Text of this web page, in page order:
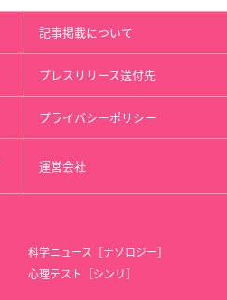
記事掲載について
プレスリリース送付先
プライバシーポリシー
運営会社
科学ニュース［ナゾロジー］
心理テスト［シンリ］